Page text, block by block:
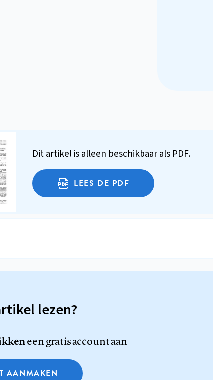
Dit artikel is alleen beschikbaar als PDF.
LEES DE PDF
lezen?
een gratis account aan
AANMAKEN